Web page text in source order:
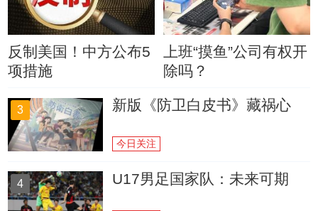
反制美国！中方公布5
项措施
上班“摸鱼”公司有权开
除吗？
3 新版《防卫白皮书》藏祸心
今日关注
4 U17男足国家队：未来可期